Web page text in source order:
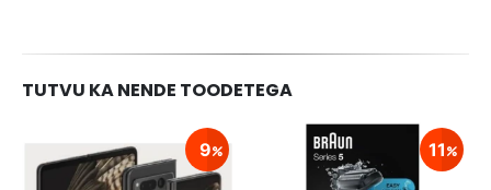
TUTVU KA NENDE TOODETEGA
9 11